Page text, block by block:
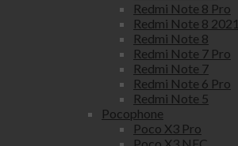
Redmi Note 8 Pro
Redmi Note 8 2021
Redmi Note 8
Redmi Note 7 Pro
Redmi Note 7
Redmi Note 6 Pro
Redmi Note 5
Pocophone
Poco X3 Pro